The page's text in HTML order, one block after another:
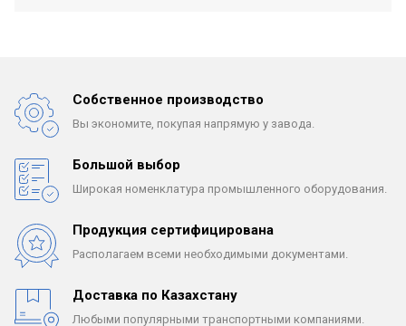
Собственное производство
Вы экономите, покупая напрямую у завода.
Большой выбор
Широкая номенклатура промышленного оборудования.
Продукция сертифицирована
Располагаем всеми необходимыми документами.
Доставка по Казахстану
Любыми популярными транспортными компаниями.